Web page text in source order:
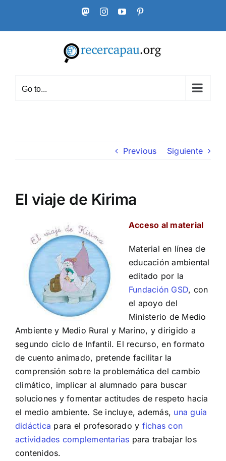
content
MastodonInstagram
YouTube
Go to...
Previous Siguiente
El viaje de Kirima
Acceso al material
Material en línea de
educación ambiental
editado por la
Fundación GSD, con
el apoyo del
Ministerio de Medio
Ambiente y Medio Rural y Marino, y dirigido a
segundo ciclo de Infantil. El recurso, en formato
de cuento animado, pretende facilitar la
comprensión sobre la problemática del cambio
climático, implicar al alumnado para buscar
soluciones y fomentar actitudes de respeto hacia
el medio ambiente. Se incluye, además, una guía
didáctica para el profesorado y fichas con
actividades complementarias para trabajar los
contenidos.